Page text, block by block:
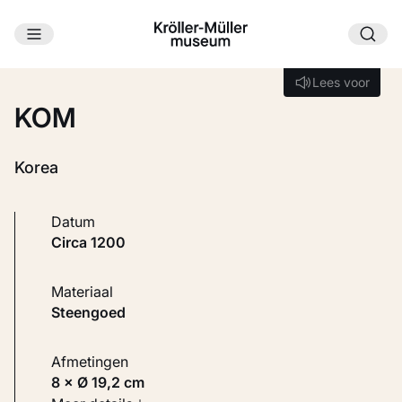
Ga naar hoofdinhoud
Lees voor
Lees voor
KOM
Korea
Datum
circa 1200
Materiaal
Steengoed
Afmetingen
8 × Ø 19,2 cm